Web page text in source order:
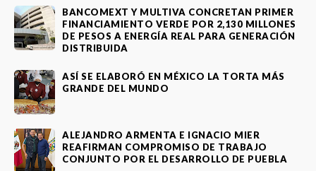
BANCOMEXT Y MULTIVA CONCRETAN PRIMER
FINANCIAMIENTO VERDE POR 2,130 MILLONES
DE PESOS A ENERGÍA REAL PARA GENERACIÓN
DISTRIBUIDA
ASÍ SE ELABORÓ EN MÉXICO LA TORTA MÁS
GRANDE DEL MUNDO
ALEJANDRO ARMENTA E IGNACIO MIER
REAFIRMAN COMPROMISO DE TRABAJO
CONJUNTO POR EL DESARROLLO DE PUEBLA